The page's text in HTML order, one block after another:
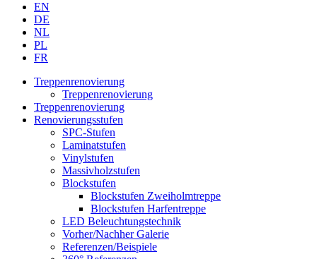
EN
DE
NL
PL
FR
Treppenrenovierung
Treppenrenovierung
Treppenrenovierung
Renovierungsstufen
SPC-Stufen
Laminatstufen
Vinylstufen
Massivholzstufen
Blockstufen
Blockstufen Zweiholmtreppe
Blockstufen Harfentreppe
LED Beleuchtungstechnik
Vorher/Nachher Galerie
Referenzen/Beispiele